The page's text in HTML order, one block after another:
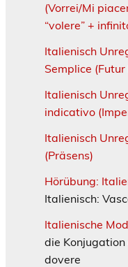
(Vorrei/Mi
“volere” +
Italienisch
Semplice (Futur
Italienisch
indicativo
Italienisch
(Präsens)
Hörübung:
Italienisch:
Italienische
die
dovere